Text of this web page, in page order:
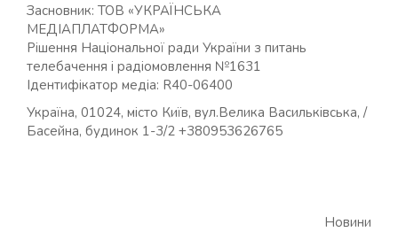
Засновник: ТОВ «УКРАЇНСЬКА
МЕДІАПЛАТФОРМА»
Рішення Національної ради України з питань
телебачення і радіомовлення №1631
Ідентифікатор медіа: R40-06400
Україна, 01024, місто Київ, вул.Велика Васильківська, /
Басейна, будинок 1-3/2 +380953626765
Новини